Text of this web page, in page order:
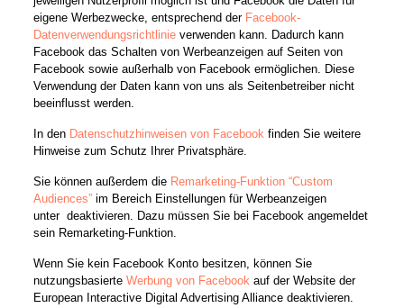
eigene Werbezwecke, entsprechend der Facebook-
Datenverwendungsrichtlinieverwenden kann. Dadurch kann
Facebook das Schalten von Werbeanzeigen auf Seiten von
Facebook sowie außerhalb von Facebook ermöglichen. Diese
Verwendung der Daten kann von uns als Seitenbetreiber nicht
beeinflusst werden.
In den Datenschutzhinweisen von Facebook finden Sie weitere
Hinweise zum Schutz Ihrer Privatsphäre.
Sie können außerdem die Remarketing-Funktion “Custom
Audiences”im Bereich Einstellungen für Werbeanzeigen
unter deaktivieren. Dazu müssen Sie bei Facebook angemeldet
sein Remarketing-Funktion.
Wenn Sie kein Facebook Konto besitzen, können Sie
nutzungsbasierte Werbung von Facebook auf der Website der
European Interactive Digital Advertising Alliance deaktivieren.